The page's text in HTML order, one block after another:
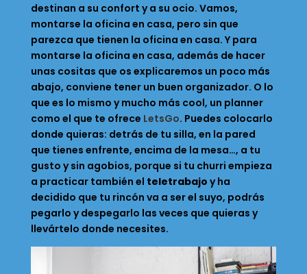
destinan a su confort y a su ocio. Vamos,
montarse la oficina en casa, pero sin que
parezca que tienen la oficina en casa. Y para
montarse la oficina en casa, además de hacer
unas cositas que os explicaremos un poco más
abajo, conviene tener un buen organizador. O lo
que es lo mismo y mucho más cool, un planner
como el que te ofrece LetsGo. Puedes colocarlo
donde quieras: detrás de tu silla, en la pared
que tienes enfrente, encima de la mesa…, a tu
gusto y sin agobios, porque si tu churri empieza
a practicar también el teletrabajo y ha
decidido que tu rincón va a ser el suyo, podrás
pegarlo y despegarlo las veces que quieras y
llevártelo donde necesites.